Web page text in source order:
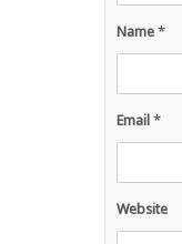
Name *
Email *
Website